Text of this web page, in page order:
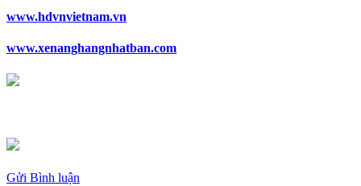
www.hdvnvietnam.vn
www.xenanghangnhatban.com
Gửi Bình luận